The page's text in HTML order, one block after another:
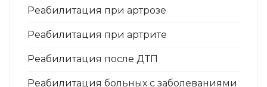
Реабилитация при артрозе
Реабилитация при артрите
Реабилитация после ДТП
Реабилитация больных с заболеваниями